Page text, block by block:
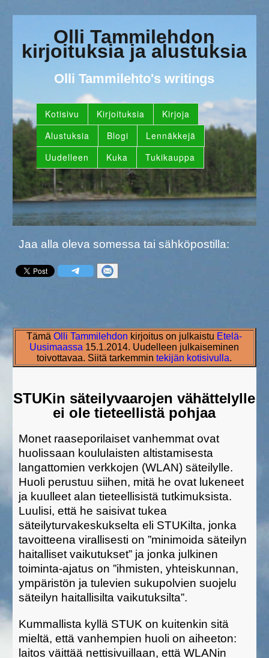
Olli Tammilehdon
kirjoituksia ja alustuksia
Olli Tammilehto's writings
Kotisivu Kirjoituksia
Kirjoja
Alustuksia
Blogi
Lennäkkejä
Uudelleen
Kuka Tukikauppa
Jaa alla oleva somessa tai sähköpostilla:
TämäOlli Tammilehdon kirjoitus on julkaistu Etelä-
Uusimaassa 15.1.2014. Uudelleen julkaiseminen
toivottavaa. Siitä tarkemmintekijän kotisivulla.
STUKin säteilyvaarojen vähättelylle
ei ole tieteellistä pohjaa
Monet raaseporilaiset vanhemmat ovat
huolissaan koululaisten altistamisesta
langattomien verkkojen (WLAN) säteilylle.
Huoli perustuu siihen, mitä he ovat lukeneet
ja kuulleet alan tieteellisistä tutkimuksista.
Luulisi, että he saisivat tukea
säteilyturvakeskukselta eli STUKilta, jonka
tavoitteena virallisesti on ”minimoida säteilyn
haitalliset vaikutukset” ja jonka julkinen
toiminta-ajatus on ”ihmisten, yhteiskunnan,
ympäristön ja tulevien sukupolvien suojelu
säteilyn haitallisilta vaikutuksilta”.
Kummallista kyllä STUK on kuitenkin sitä
mieltä, että vanhempien huoli on aiheeton:
laitos väittää nettisivuillaan, että WLANin